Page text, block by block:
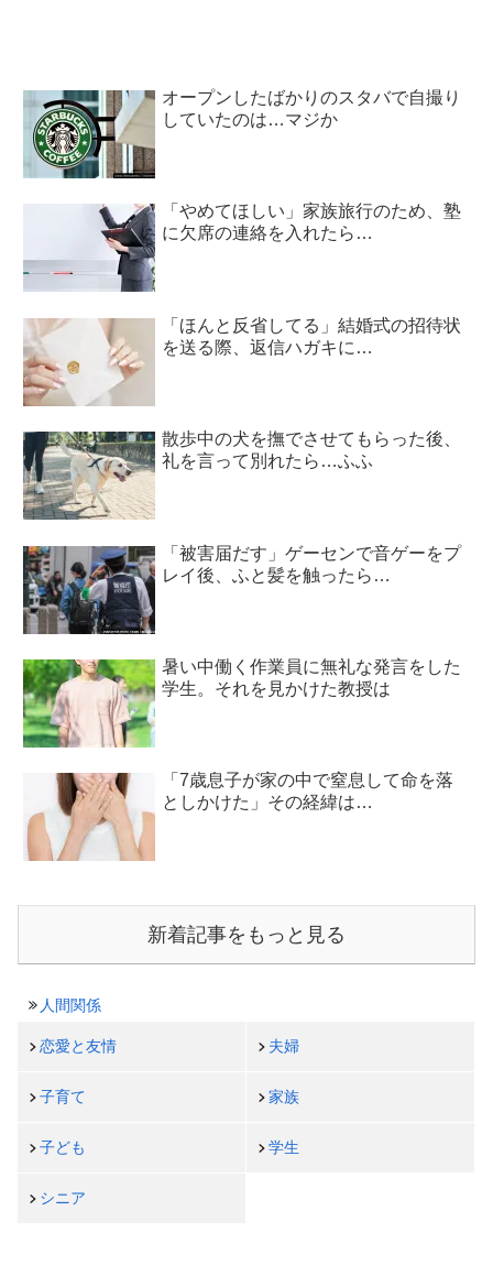
オープンしたばかりのスタバで自撮り
していたのは…マジか
「やめてほしい」家族旅行のため、塾
に欠席の連絡を入れたら…
「ほんと反省してる」結婚式の招待状
を送る際、返信ハガキに…
散歩中の犬を撫でさせてもらった後、
礼を言って別れたら…ふふ
「被害届だす」ゲーセンで音ゲーをプ
レイ後、ふと髪を触ったら…
暑い中働く作業員に無礼な発言をした
学生。それを見かけた教授は
「7歳息子が家の中で窒息して命を落
としかけた」その経緯は…
新着記事をもっと見る
人間関係
恋愛と友情 夫婦
子育て 家族
子ども 学生
シニア